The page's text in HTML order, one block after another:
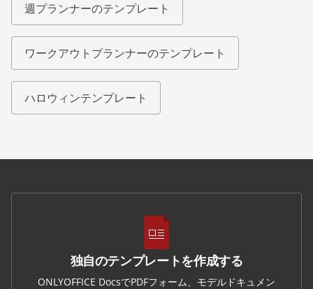
週プランナーのテンプレート
ワークアウトプランナーのテンプレート
ハロウィンテンプレート
独自のテンプレートを作成する
ONLYOFFICE DocsでPDFフォーム、モデルドキュメン